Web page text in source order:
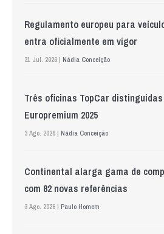
Regulamento europeu para
entra oficialmente em vigor
31 Jul. 2026 | Nádia Conceição
Três oficinas TopCar
Europremium 2025
3 Ago. 2026 | Nádia Conceição
Continental alarga gama de
com 82 novas referências
3 Ago. 2026 | Paulo Homem